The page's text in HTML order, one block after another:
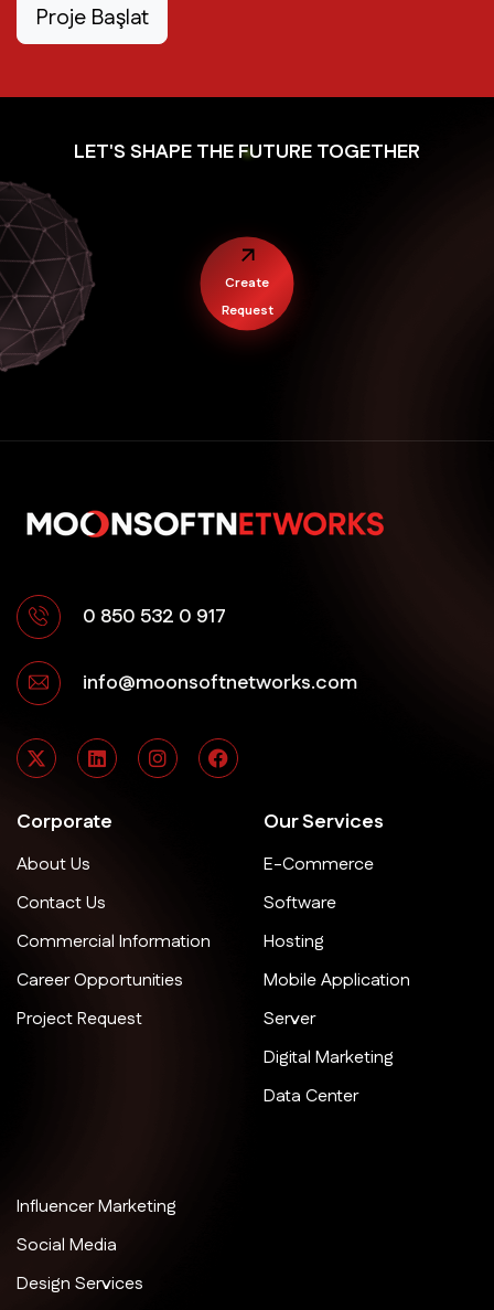
Karesi Dijital Pazarlama
Kepsut Dijital Pazarlama
Marmara Dijital Pazarlama
Savaştepe Dijital Pazarlama
Proje Başlat
LET'S SHAPE THE FUTURE TOGETHER
Create
Request
0 850 532 0 917
info@moonsoftnetworks.com
Corporate
About Us
Contact Us
Commercial Information
Career Opportunities
Project Request
Our Services
E-Commerce
Software
Hosting
Mobile Application
Server
Digital Marketing
Data Center
Influencer Marketing
Social Media
Design Services